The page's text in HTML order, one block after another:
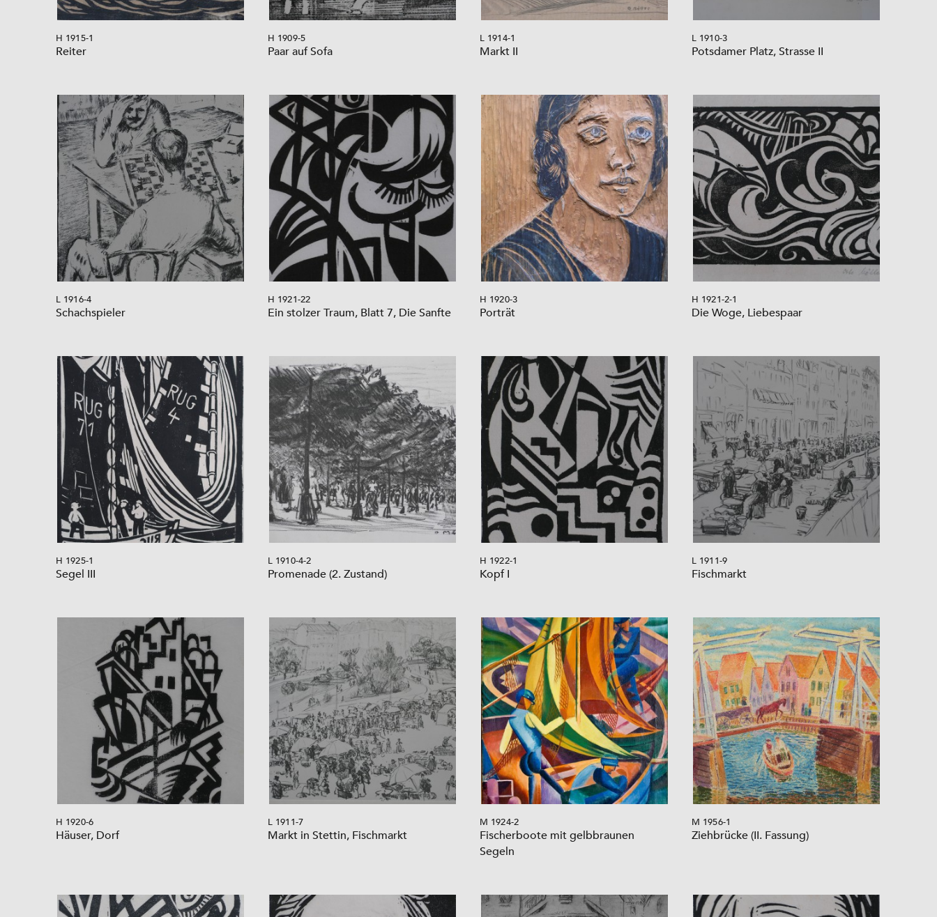
H 1915-1
Reiter
H 1909-5
Paar auf Sofa
L 1914-1
Markt II
L 1910-3
Potsdamer Platz, Strasse II
L 1916-4
Schachspieler
H 1921-22
Ein stolzer Traum, Blatt 7, Die Sanfte
H 1920-3
Porträt
H 1921-2-1
Die Woge, Liebespaar
H 1925-1
Segel III
L 1910-4-2
Promenade (2. Zustand)
H 1922-1
Kopf I
L 1911-9
Fischmarkt
H 1920-6
Häuser, Dorf
L 1911-7
Markt in Stettin, Fischmarkt
M 1924-2
Fischerboote mit gelbbraunen
Segeln
M 1956-1
Ziehbrücke (II. Fassung)